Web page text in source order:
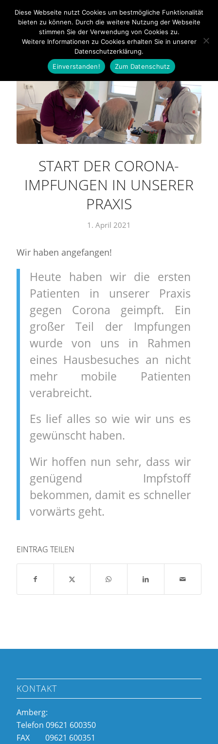
START DER CORONA-
IMPFUNGEN IN UNSERER
PRAXIS
1. April 2021
Wir haben angefangen!
Heute haben wir die ersten
Patienten in unserer Praxis
gegen Corona geimpft. Ein
großer Teil der Impfungen
wurde von uns in Rahmen
eines Hausbesuches an nicht
mehr mobile Patienten
verabreicht.
Es lief alles so wie wir uns es
gewünscht haben.
Wir hoffen nun sehr, dass wir
genügend Impfstoff
bekommen, damit es schneller
vorwärts geht.
EINTRAG TEILEN
KONTAKT
Amberg:
Telefon 09621 600350
FAX 09621 600351
Diese Webseite nutzt Cookies um bestmögliche Funktionalität
bieten zu können. Durch die weitere Nutzung der Webseite
stimmen Sie der Verwendung von Cookies zu.
Weitere Informationen zu Cookies erhalten Sie in unserer
Datenschutzerklärung.
Einverstanden!
Zum Datenschutz